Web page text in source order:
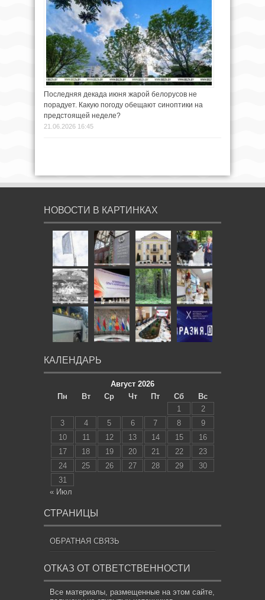
Последняя декада июня жарой белорусов не
порадует. Какую погоду обещают синоптики на
предстоящей неделе?
21.06.2026 16:45
НОВОСТИ В КАРТИНКАХ
КАЛЕНДАРЬ
Август 2026
Пн
Вт Ср Чт Пт Сб
Вс
1
2
3
4 5 6 7 8
9
10
11 12 13 14 15
16
17
18 19 20 21 22
23
24
25 26 27 28 29
30
31
« Июл
СТРАНИЦЫ
ОБРАТНАЯ СВЯЗЬ
ОТКАЗ ОТ ОТВЕТСТВЕННОСТИ
Все материалы, размещенные на этом сайте,